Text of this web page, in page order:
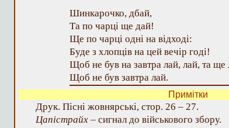
Шинкарочко, дбай,
Та по чарці ще дай!
Ще по чарці одні на відході:
Буде з хлопців на цей вечір годі!
Щоб не був на завтра лай, лай, та ще
Щоб не був завтра лай.
Примітки
Друк. Пісні жовнярські, стор. 26 – 27.
Цапістрайх – сигнал до військового збору.